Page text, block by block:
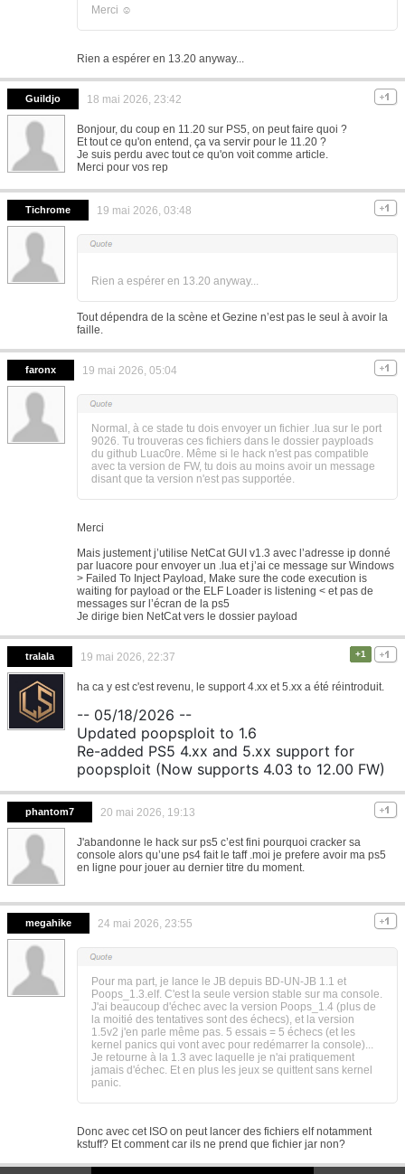
Merci ☺️
Rien a espérer en 13.20 anyway...
Guildjo 18 mai 2026, 23:42
Bonjour, du coup en 11.20 sur PS5, on peut faire quoi ?
Et tout ce qu'on entend, ça va servir pour le 11.20 ?
Je suis perdu avec tout ce qu'on voit comme article.
Merci pour vos rep
Tichrome 19 mai 2026, 03:48
Rien a espérer en 13.20 anyway...
Tout dépendra de la scène et Gezine n’est pas le seul à avoir la
faille.
faronx 19 mai 2026, 05:04
Normal, à ce stade tu dois envoyer un fichier .lua sur le port
9026. Tu trouveras ces fichiers dans le dossier payploads
du github Luac0re. Même si le hack n'est pas compatible
avec ta version de FW, tu dois au moins avoir un message
disant que ta version n'est pas supportée.
Merci
Mais justement j’utilise NetCat GUI v1.3 avec l’adresse ip donné
par luacore pour envoyer un .lua et j’ai ce message sur Windows
> Failed To Inject Payload, Make sure the code execution is
waiting for payload or the ELF Loader is listening < et pas de
messages sur l’écran de la ps5
Je dirige bien NetCat vers le dossier payload
tralala 19 mai 2026, 22:37 +1
ha ca y est c'est revenu, le support 4.xx et 5.xx a été réintroduit.
-- 05/18/2026 --
Updated poopsploit to 1.6
Re-added PS5 4.xx and 5.xx support for
poopsploit (Now supports 4.03 to 12.00 FW)
phantom7 20 mai 2026, 19:13
J'abandonne le hack sur ps5 c’est fini pourquoi cracker sa
console alors qu’une ps4 fait le taff .moi je prefere avoir ma ps5
en ligne pour jouer au dernier titre du moment.
megahike 24 mai 2026, 23:55
Pour ma part, je lance le JB depuis BD-UN-JB 1.1 et
Poops_1.3.elf. C'est la seule version stable sur ma console.
J'ai beaucoup d'échec avec la version Poops_1.4 (plus de
la moitié des tentatives sont des échecs), et la version
1.5v2 j'en parle même pas. 5 essais = 5 échecs (et les
kernel panics qui vont avec pour redémarrer la console)...
Je retourne à la 1.3 avec laquelle je n'ai pratiquement
jamais d'échec. Et en plus les jeux se quittent sans kernel
panic.
Donc avec cet ISO on peut lancer des fichiers elf notamment
kstuff? Et comment car ils ne prend que fichier jar non?